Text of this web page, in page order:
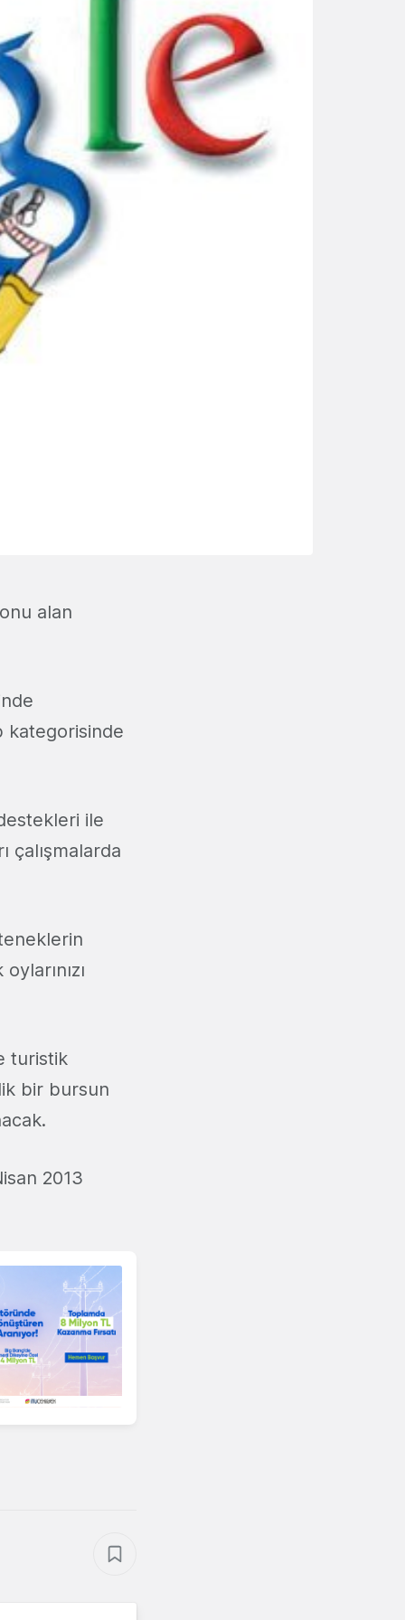
alan
kategorisinde
ile
çalışmalarda
turistik
bir bursun
2013